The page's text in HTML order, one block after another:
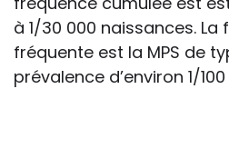
à 1/30 000 naissances. La
fréquente est la MPS de
prévalence d’environ 1/